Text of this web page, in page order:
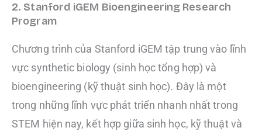
2. Stanford iGEM Bioengineering Research
Program
Chương trình của Stanford iGEM tập trung vào lĩnh
vực synthetic biology (sinh học tổng hợp) và
bioengineering (kỹ thuật sinh học). Đây là một
trong những lĩnh vực phát triển nhanh nhất trong
STEM hiện nay, kết hợp giữa sinh học, kỹ thuật và